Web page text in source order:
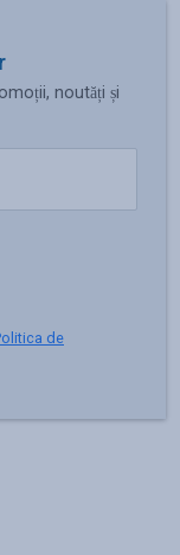
noutăți și
de